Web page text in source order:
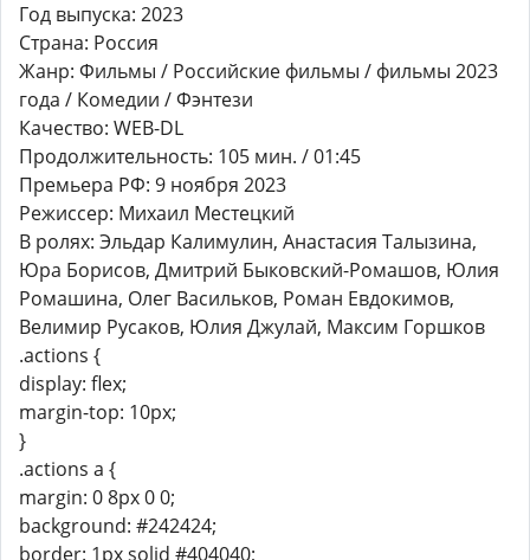
Год выпуска: 2023
Страна: Россия
Жанр: Фильмы / Российские фильмы / фильмы 2023
года / Комедии / Фэнтези
Качество: WEB-DL
Продолжительность: 105 мин. / 01:45
Премьера РФ: 9 ноября 2023
Режиссер: Михаил Местецкий
В ролях: Эльдар Калимулин, Анастасия Талызина,
Юра Борисов, Дмитрий Быковский-Ромашов, Юлия
Ромашина, Олег Васильков, Роман Евдокимов,
Велимир Русаков, Юлия Джулай, Максим Горшков
.actions {
display: flex;
margin-top: 10px;
}
.actions a {
margin: 0 8px 0 0;
background: #242424;
border: 1px solid #404040;